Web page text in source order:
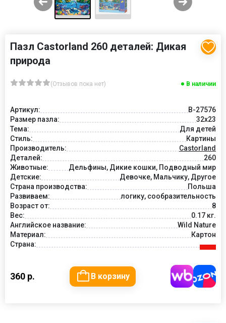
Пазл Castorland 260 деталей: Дикая
природа
(Отзывов пока нет) В наличии
Артикул:
B-27576
Размер пазла:
32x23
Тема:
Для детей
Стиль:
Картины
Производитель:
Castorland
Деталей:
260
Животные:
Дельфины, Дикие кошки, Подводный мир
Детские:
Девочке, Мальчику, Другое
Страна производства:
Польша
Развиваем:
логику, сообразительность
Возраст от:
8
Вес:
0.17 кг.
Английское название:
Wild Nature
Материал:
Картон
Страна:
360 р. В корзину